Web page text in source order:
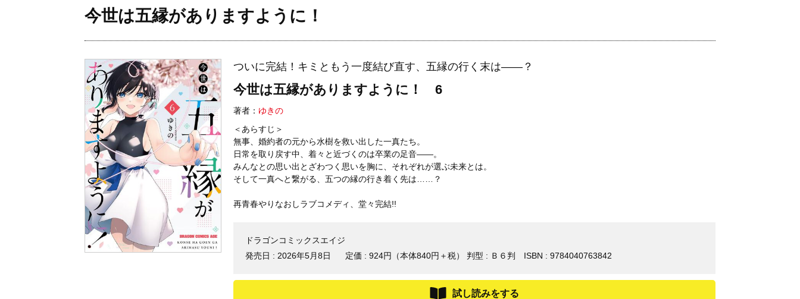
今世は五縁がありますように！
ついに完結！キミともう一度結び直す、五縁の行く末は――？
今世は五縁がありますように！ 6
著者： ゆきの
＜あらすじ＞
無事、婚約者の元から水樹を救い出した一真たち。
日常を取り戻す中、着々と近づくのは卒業の足音――。
みんなとの思い出とざわつく思いを胸に、それぞれが選ぶ未来とは。
そして一真へと繋がる、五つの縁の行き着く先は……？
再青春やりなおしラブコメディ、堂々完結!!
ドラゴンコミックスエイジ
発売日 : 2026年5月8日 定価 : 924円（本体840円＋税） 判型 : Ｂ６判 ISBN : 9784040763842
試し読みをする